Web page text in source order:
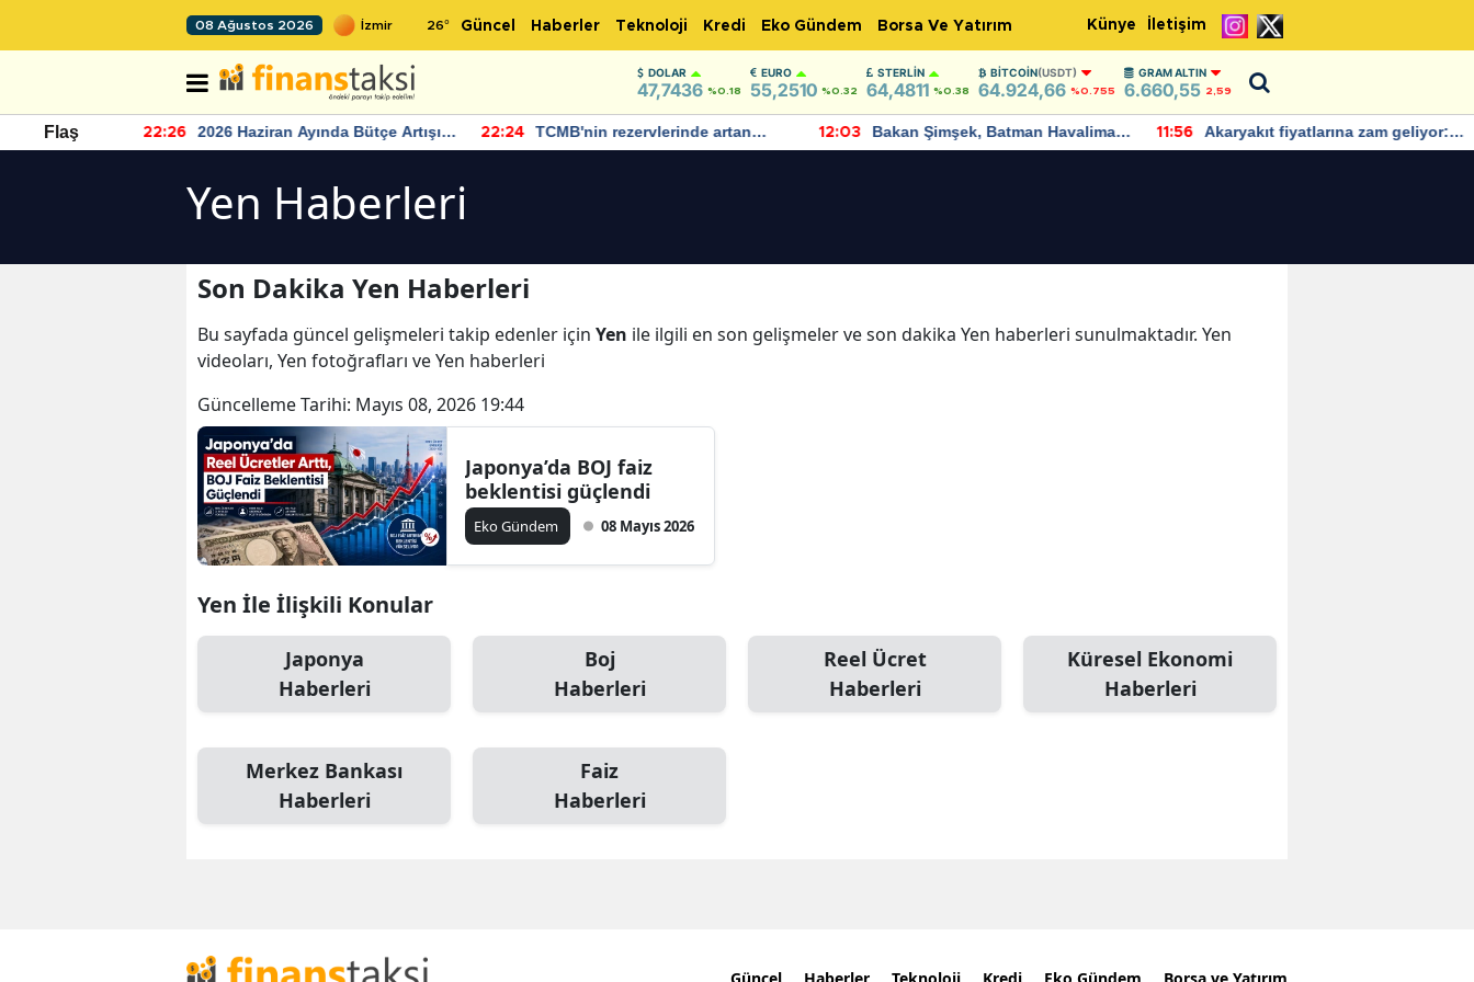
08 Ağustos 2026 26° Güncel Haberler Teknoloji Kredi Eko Gündem Borsa Ve Yatırım Künye İletişim
DOLAR
47,7436 %0.18
EURO
55,2510 %0.32
STERLIN
64,4811 %0.38
BITCOIN(USDT)
64.924,66 %0.755
GRAM ALTIN
6.660,55 2,59
Flaş 22:26
2026 Haziran Ayında Bütçe Artışı
Yaşandı
22:24
TCMB'nin rezervlerinde artan
momentum devam ediyor
12:03
Bakan Şimşek, Batman Havalimanı
için umut verici açıklamalarda
11:56
Akaryakıt fiyatlarına zam geliyor:
Yeni tarih açıklandı
Yen Haberleri
Son Dakika Yen Haberleri
Bu sayfada güncel gelişmeleri takip edenler için Yen ile ilgili en son gelişmeler ve son dakika Yen haberleri sunulmaktadır. Yen
videoları, Yen fotoğrafları ve Yen haberleri
Güncelleme Tarihi: Mayıs 08, 2026 19:44
Japonya’da BOJ faiz
beklentisi güçlendi
Eko Gündem 08 Mayıs 2026
Yen İle İlişkili Konular
Japonya
Haberleri
Boj
Haberleri
Reel Ücret
Haberleri
Küresel Ekonomi
Haberleri
Merkez Bankası
Haberleri
Faiz
Haberleri